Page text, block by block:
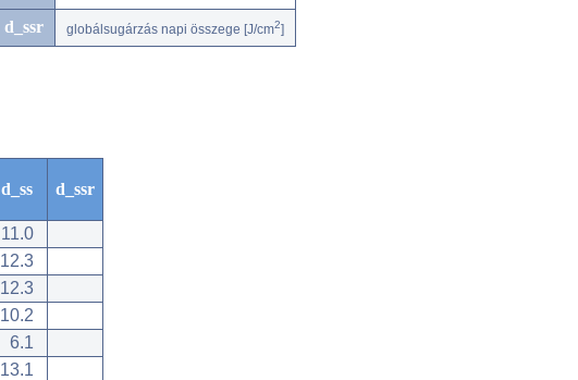
d_ssr globálsugárzás napi összege [J/cm2]
d_ss d_ssr
11.0
12.3
12.3
10.2
6.1
13.1